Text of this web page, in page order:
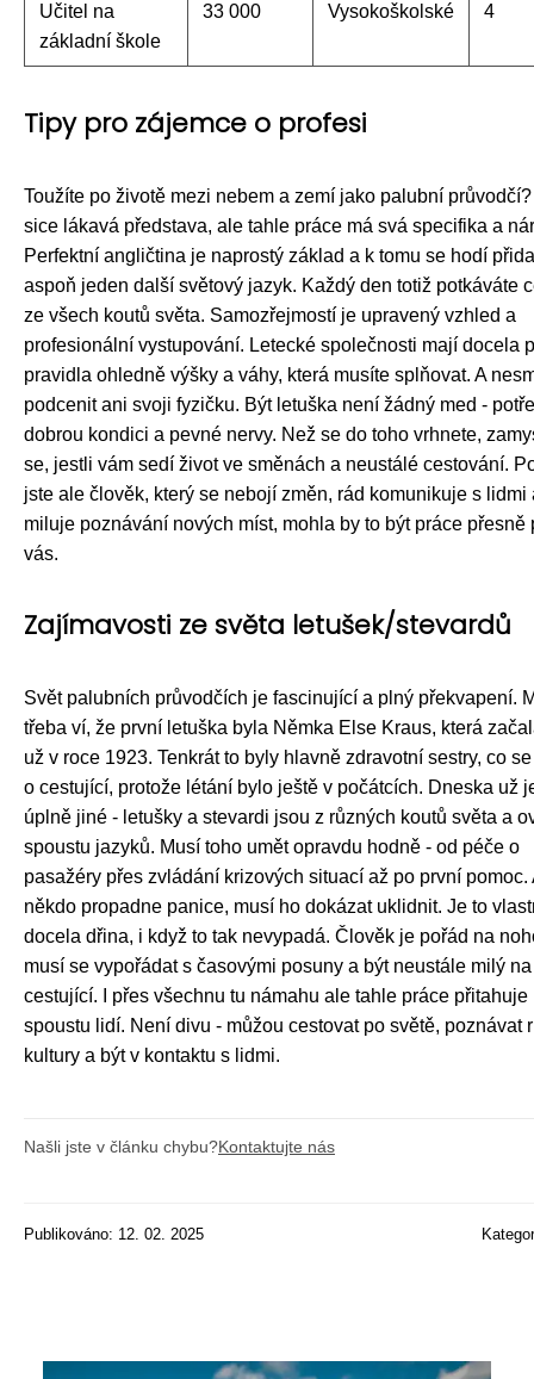
Učitel na
základní škole
33 000 Vysokoškolské 4
Tipy pro zájemce o profesi
Toužíte po životě mezi nebem a zemí jako palubní
sice lákavá představa, ale tahle práce má svá specifika a
Perfektní angličtina je naprostý základ a k tomu se hodí
aspoň jeden další světový jazyk. Každý den totiž potkáváte
ze všech koutů světa. Samozřejmostí je upravený vzhled a
profesionální vystupování. Letecké společnosti mají docela
pravidla ohledně výšky a váhy, která musíte splňovat. A
podcenit ani svoji fyzičku. Být letuška není žádný med -
dobrou kondici a pevné nervy. Než se do toho vrhnete,
se, jestli vám sedí život ve směnách a neustálé cestování.
jste ale člověk, který se nebojí změn, rád komunikuje s lidmi
miluje poznávání nových míst, mohla by to být práce přesně
vás.
Zajímavosti ze světa letušek/stevardů
Svět palubních průvodčích je fascinující a plný překvapení.
třeba ví, že první letuška byla Němka Else Kraus, která
už v roce 1923. Tenkrát to byly hlavně zdravotní sestry, co
o cestující, protože létání bylo ještě v počátcích. Dneska už
úplně jiné - letušky a stevardi jsou z různých koutů světa a
spoustu jazyků. Musí toho umět opravdu hodně - od péče o
pasažéry přes zvládání krizových situací až po první pomoc.
někdo propadne panice, musí ho dokázat uklidnit. Je to
docela dřina, i když to tak nevypadá. Člověk je pořád na
musí se vypořádat s časovými posuny a být neustále milý na
cestující. I přes všechnu tu námahu ale tahle práce přitahuje
spoustu lidí. Není divu - můžou cestovat po světě, poznávat
kultury a být v kontaktu s lidmi.
Našli jste v článku chybu?Kontaktujte nás
Publikováno: 12. 02. 2025